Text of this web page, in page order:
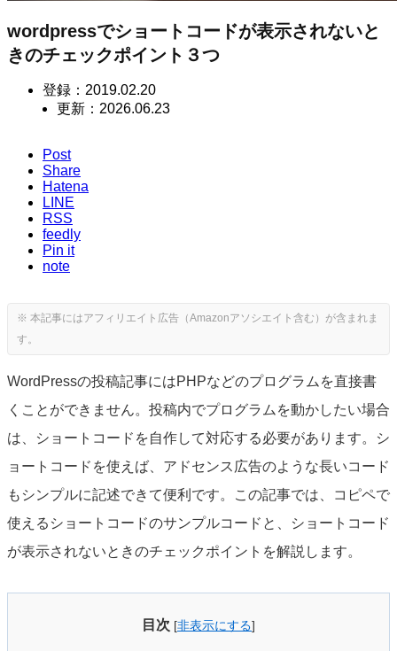
wordpressでショートコードが表示されないと
きのチェックポイント３つ
登録： 2019.02.20
更新： 2026.06.23
Post
Share
Hatena
LINE
RSS
feedly
Pin it
note
WordPressの投稿記事にはPHPなどのプログラムを直接書
くことができません。投稿内でプログラムを動かしたい場合
は、ショートコードを自作して対応する必要があります。シ
ョートコードを使えば、アドセンス広告のような長いコード
もシンプルに記述できて便利です。この記事では、コピペで
使えるショートコードのサンプルコードと、ショートコード
が表示されないときのチェックポイントを解説します。
目次 [非表示にする]